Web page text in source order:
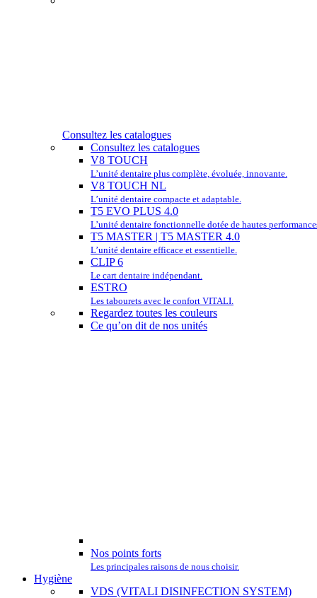
Consultez les catalogues
Consultez les catalogues
V8 TOUCH
L’unité dentaire plus complète, évoluée, innovante.
V8 TOUCH NL
L’unité dentaire compacte et adaptable.
T5 EVO PLUS 4.0
L’unité dentaire fonctionnelle dotée de hautes
T5 MASTER | T5 MASTER 4.0
L’unité dentaire efficace et essentielle.
CLIP 6
Le cart dentaire indépendant.
ESTRO
Les tabourets avec le confort VITALI.
Regardez toutes les couleurs
Ce qu’on dit de nos unités
Nos points forts
Les principales raisons de nous choisir.
Hygiène
VDS (VITALI DISINFECTION SYSTEM)